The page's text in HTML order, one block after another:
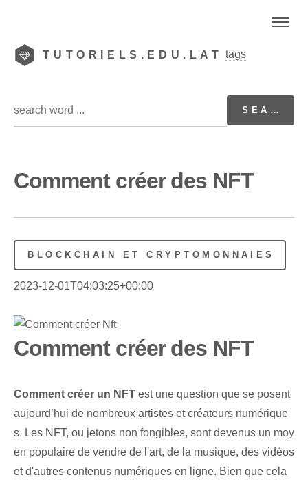
TUTORIELS.EDU.LAT tags
Comment créer des NFT
BLOCKCHAIN ET CRYPTOMONNAIES
2023-12-01T04:03:25+00:00
Comment créer des NFT
Comment créer un NFT est une question que se posent
aujourd’hui de nombreux artistes et créateurs numérique
s. Les NFT, ou jetons non fongibles, sont devenus un moy
en populaire de vendre de l'art, de la musique, des vidéos
et d'autres contenus numériques en ligne. Bien que cela